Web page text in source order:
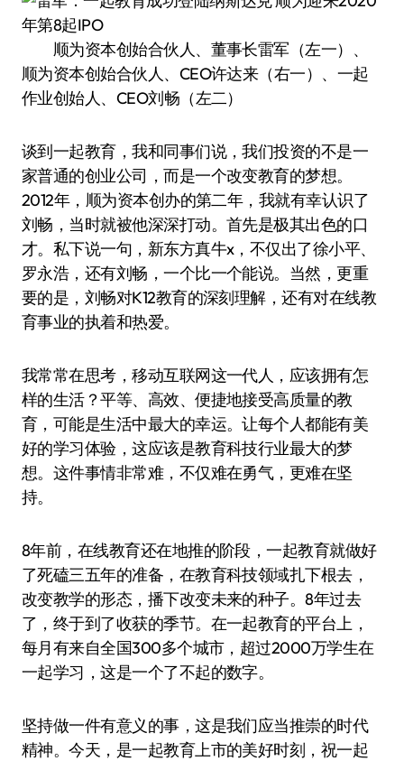
顺为资本创始合伙人、董事长雷军（左一）、
顺为资本创始合伙人、CEO许达来（右一）、一起
作业创始人、CEO刘畅（左二）
谈到一起教育，我和同事们说，我们投资的不是一
家普通的创业公司，而是一个改变教育的梦想。
2012年，顺为资本创办的第二年，我就有幸认识了
刘畅，当时就被他深深打动。首先是极其出色的口
才。私下说一句，新东方真牛x，不仅出了徐小平、
罗永浩，还有刘畅，一个比一个能说。当然，更重
要的是，刘畅对K12教育的深刻理解，还有对在线教
育事业的执着和热爱。
我常常在思考，移动互联网这一代人，应该拥有怎
样的生活？平等、高效、便捷地接受高质量的教
育，可能是生活中最大的幸运。让每个人都能有美
好的学习体验，这应该是教育科技行业最大的梦
想。这件事情非常难，不仅难在勇气，更难在坚
持。
8年前，在线教育还在地推的阶段，一起教育就做好
了死磕三五年的准备，在教育科技领域扎下根去，
改变教学的形态，播下改变未来的种子。8年过去
了，终于到了收获的季节。在一起教育的平台上，
每月有来自全国300多个城市，超过2000万学生在
一起学习，这是一个了不起的数字。
坚持做一件有意义的事，这是我们应当推崇的时代
精神。今天，是一起教育上市的美好时刻，祝一起